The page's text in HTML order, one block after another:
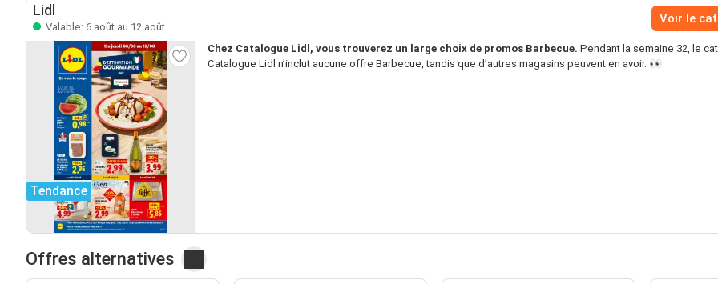
Lidl
Valable: 6 août au 12 août
Voir le
Tendance
Chez Catalogue Lidl, vous trouverez un large choix de promos Barbecue. Pendant la semaine 32, le
Catalogue Lidl n’inclut aucune offre Barbecue, tandis que d’autres magasins peuvent en avoir. 👀
Offres alternatives